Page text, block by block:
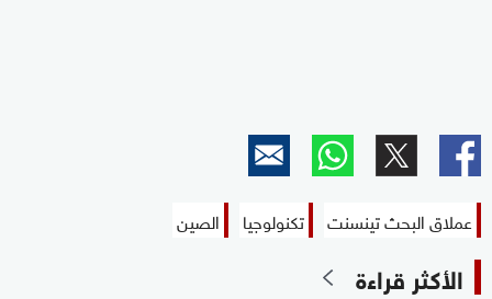
عملاق البحث تينسنت تكنولوجيا الصين
الأكثر قراءة